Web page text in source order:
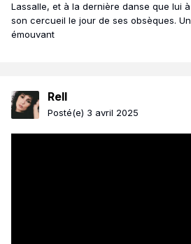
Lassalle, et à la dernière danse que lui
son cercueil le jour de ses obsèques.
émouvant
Rell
Posté(e) 3 avril 2025